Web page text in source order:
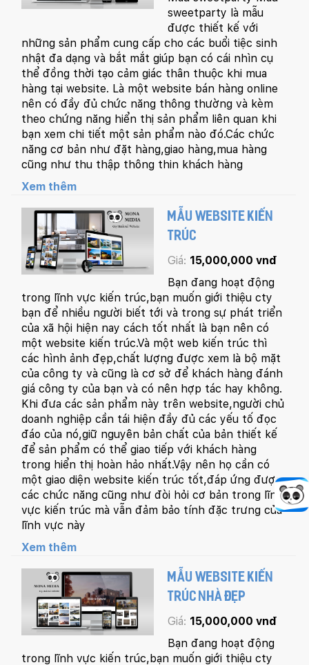
sweetparty là mẫu
được thiết kế với
những sản phẩm cung cấp cho các buổi tiệc sinh
nhật đa dạng và bắt mắt giúp bạn có cái nhìn cụ
thể đồng thời tạo cảm giác thân thuộc khi mua
hàng tại website. Là một website bán hàng online
nên có đầy đủ chức năng thông thường và kèm
theo chứng năng hiển thị sản phẩm liên quan khi
bạn xem chi tiết một sản phẩm nào đó.Các chức
năng cơ bản như đặt hàng,giao hàng,mua hàng
cũng như thu thập thông thin khách hàng
Xem thêm
MẪU WEBSITE KIẾN
TRÚC
Giá: 15,000,000 vnđ
Bạn đang hoạt động
trong lĩnh vực kiến trúc,bạn muốn giới thiệu cty
bạn để nhiều người biết tới và trong sự phát triển
của xã hội hiện nay cách tốt nhất là bạn nên có
một website kiến trúc.Và một web kiến trúc thì
các hình ảnh đẹp,chất lượng được xem là bộ mặt
của công ty và cũng là cơ sở để khách hàng đánh
giá công ty của bạn và có nên hợp tác hay không.
Khi đưa các sản phẩm này trên website,người chủ
doanh nghiệp cần tái hiện đầy đủ các yếu tố đọc
đáo của nó,giữ nguyên bản chất của bản thiết kế
để sản phẩm có thể giao tiếp với khách hàng
trong hiển thị hoàn hảo nhất.Vậy nên họ cần có
một giao diện website kiến trúc tốt,đáp ứng được
các chức năng cũng như đòi hỏi cơ bản trong lĩnh
vực kiến trúc mà vẫn đảm bảo tính đặc trưng của
lĩnh vực này
Xem thêm
MẪU WEBSITE KIẾN
TRÚC NHÀ ĐẸP
Giá: 15,000,000 vnđ
Bạn đang hoạt động
trong lĩnh vực kiến trúc,bạn muốn giới thiệu cty
Mobile:
Tài khoản đã được Mona Media
cung cấp cho quý
khách qua hệ thống SMS tự động. Nếu cần hỗ trợ thêm
xin vui lòng gọi
1900 636 648